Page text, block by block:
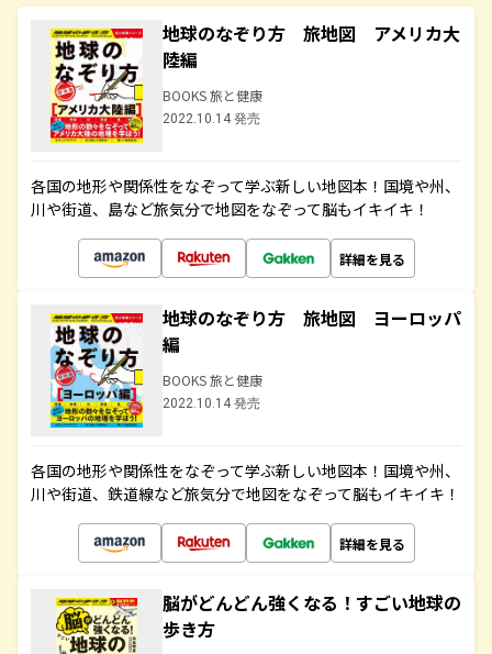
地球のなぞり方 旅地図 アメリカ大
陸編
BOOKS 旅と健康
2022.10.14 発売
各国の地形や関係性をなぞって学ぶ新しい地図本！国境や州、
川や街道、島など旅気分で地図をなぞって脳もイキイキ！
詳細を見る
地球のなぞり方 旅地図 ヨーロッパ
編
BOOKS 旅と健康
2022.10.14 発売
各国の地形や関係性をなぞって学ぶ新しい地図本！国境や州、
川や街道、鉄道線など旅気分で地図をなぞって脳もイキイキ！
詳細を見る
脳がどんどん強くなる！すごい地球の
歩き方